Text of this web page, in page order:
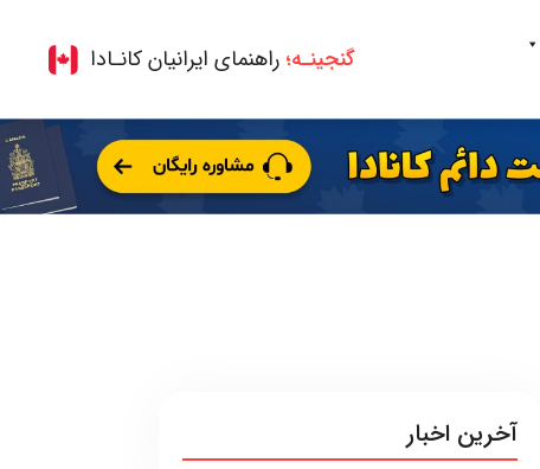
گنجینـه؛ راهنمای ایرانیان کانـادا
آخرین اخبار